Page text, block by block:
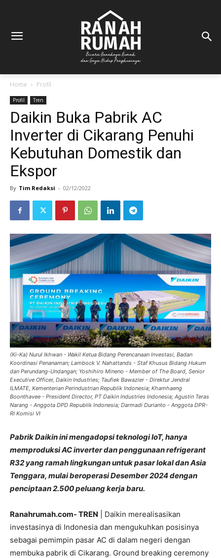
Home Profil
Profil Tren
Daikin Buka Pabrik AC
Inverter di Cikarang Penuhi
Kebutuhan Domestik dan
Ekspor
By Tim Redaksi - 02/12/2022
(Ki-Ka) Nurul Ikhwan - Wakil Ketua Bidang Perencanaan Investasi, Badan
Koordinasi Penanaman; Lambock V. Nahattands - Staf Khusus Bidang Hukum
dan Perundang-Undangan; Yoshihiro Mineno - Member of The Board, Senior
Executive Officer, Daikin Industries; Taufiek Bawazier - Direktur Jendral
ILMATE, Kementerian Perindustrian Republik Indonesia; Khamhaeng
Boonthavee - President Director, PT Daikin Industries Indonesia; Agustin Teras
Narang - Anggota DPD Republik Indonesia; Darmadi Durianto - Anggota DPR-
RI Komisi VI
Pabrik Daikin ini mengadopsi teknologi IoT, hanya
memproduksi AC inverter dan penggunaan refrigerant
R32 yang ramah lingkungan untuk pasar lokal dan Asia
Tenggara, mulai beroperasi Desember 2024 dengan
penciptaan 2.500 peluang kerja baru.
Ranahrumah.com- TREN | Daikin merealisasikan
investasinya di Indonesia dan mengukuhkan posisinya
sebagai pemimpin pasar AC di dalam negeri dengan
membuka pabrik di Cikarang. Ground breaking ceremony